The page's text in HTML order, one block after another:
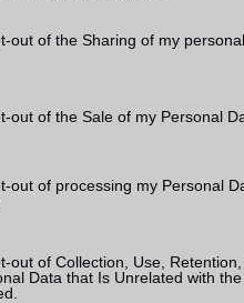
out of the Sharing of my personal
out of the Sale of my Personal
out of processing my Personal
out of Collection, Use,
Data that Is Unrelated with